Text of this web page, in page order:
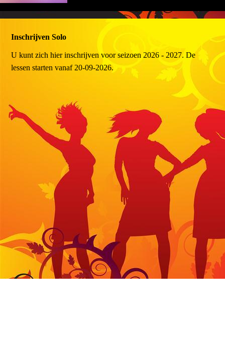
Inschrijven Solo
U kunt zich hier inschrijven voor seizoen 2026 - 2027. De
lessen starten vanaf 20-09-2026.